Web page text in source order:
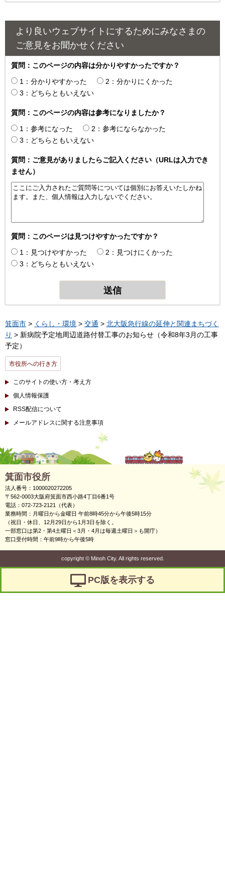
より良いウェブサイトにするためにみなさまの
ご意見をお聞かせください
質問：このページの内容は分かりやすかったですか？
1：分かりやすかった
2：分かりにくかった
3：どちらともいえない
質問：このページの内容は参考になりましたか？
1：参考になった
2：参考にならなかった
3：どちらともいえない
質問：ご意見がありましたらご記入ください（URLは入力でき
ません）
質問：このページは見つけやすかったですか？
1：見つけやすかった
2：見つけにくかった
3：どちらともいえない
箕面市 > くらし・環境 > 交通 > 北大阪急行線の延伸と関連まちづく
り > 新病院予定地周辺道路付替工事のお知らせ（令和8年3月の工事
予定）
市役所への行き方
このサイトの使い方・考え方
個人情報保護
RSS配信について
メールアドレスに関する注意事項
箕面市役所
法人番号：1000020272205
〒562-0003大阪府箕面市西小路4丁目6番1号
電話：072-723-2121（代表）
業務時間：月曜日から金曜日 午前8時45分から午後5時15分
（祝日・休日、12月29日から1月3日を除く。
一部窓口は第2・第4土曜日＜3月・4月は毎週土曜日＞も開庁）
窓口受付時間：午前9時から午後5時
copyright ©Minoh City. All rights reserved.
PC版を表示する